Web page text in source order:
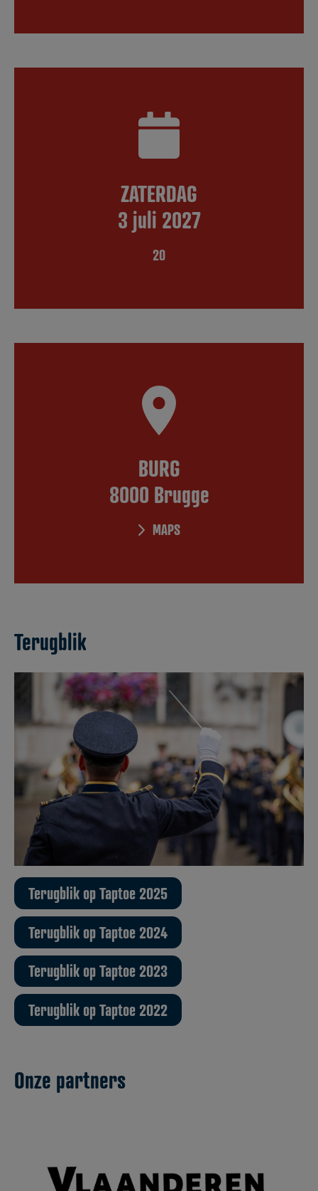
ZATERDAG
3 juli 2027
20
BURG
8000 Brugge
MAPS
Terugblik
Terugblik op Taptoe 2025
Terugblik op Taptoe 2024
Terugblik op Taptoe 2023
Terugblik op Taptoe 2022
Onze partners